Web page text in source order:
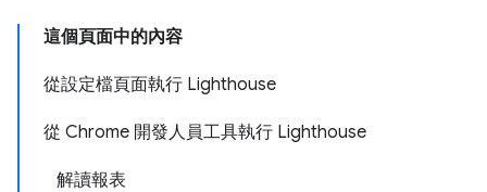
這個頁面中的內容
從設定檔頁面執行 Lighthouse
從 Chrome 開發人員工具執行 Lighthouse
解讀報表